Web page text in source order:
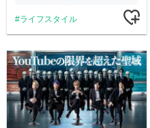
ライフスタイル